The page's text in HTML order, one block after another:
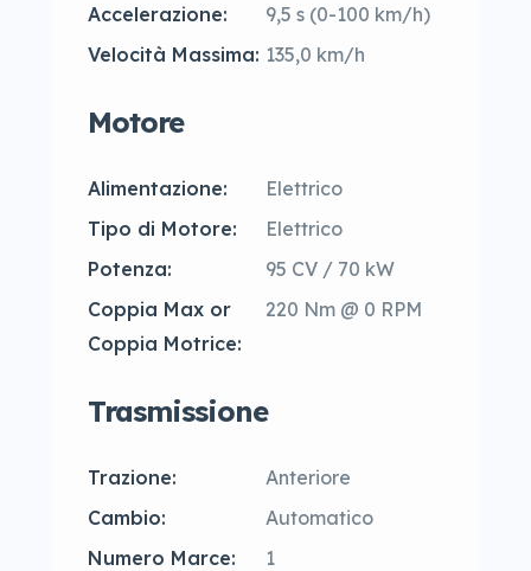
Accelerazione:
9,5 s (0-100 km/h)
Velocità Massima: 135,0 km/h
Motore
Alimentazione:
Elettrico
Tipo di Motore:
Elettrico
Potenza:
95 CV / 70 kW
Coppia Max or
Coppia Motrice:
220 Nm @ 0 RPM
Trasmissione
Trazione:
Anteriore
Cambio:
Automatico
Numero Marce:
1